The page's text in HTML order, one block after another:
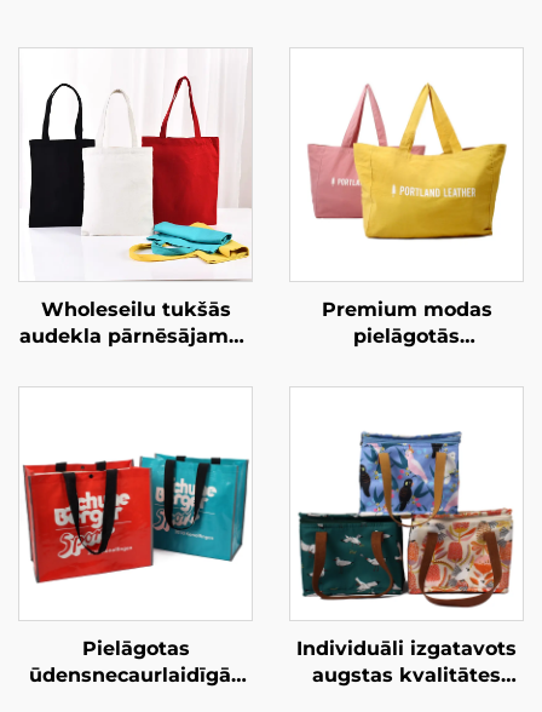
Wholeseilu tukšās
audekla pārnēsājamās
pielāgošana
Premium modas
pielāgotās
maisiņas –
norādītas nesamas
somas
mazumtirdzniecībai
un ikdienas dzīvei
Pielāgotas
ūdensnecaurlaidīgās
Individuāli izgatavots
augstas kvalitātes